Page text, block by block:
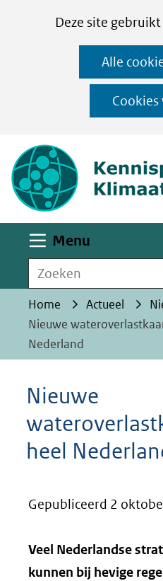
CookiesDeze site
op
deze
website
worden
toegestaan
geweigerd.
Alle
Menu
Zoeken
Home Actueel
Nieuwe
Nederland
Nieuwe
heel
Gepubliceerd 2
Veel Nederlandse
kunnen bij hevige